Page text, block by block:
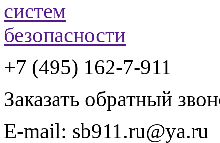
+7 (495) 162-7-911
Заказать обратный
E-mail: sb911.ru@ya.ru